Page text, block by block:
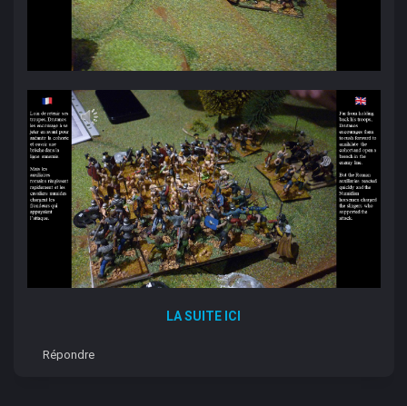
LA SUITE ICI
Répondre